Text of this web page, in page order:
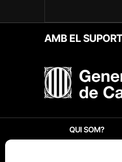
AMB EL
QUI SOM?